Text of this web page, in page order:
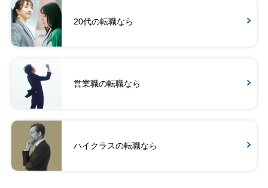
20代の転職なら
営業職の転職なら
ハイクラスの転職なら